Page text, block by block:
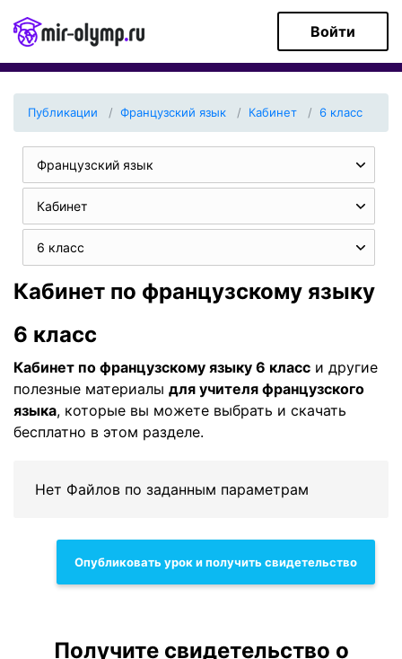
Войти
Публикации Французский язык Кабинет 6 класс
Французский язык
Кабинет
6 класс
Кабинет по французскому языку
6 класс
Кабинет по французскому языку 6 класс и другие
полезные материалы для учителя французского
языка, которые вы можете выбрать и скачать
бесплатно в этом разделе.
Нет Файлов по заданным параметрам
Опубликовать урок и получить свидетельство
Получите свидетельство о